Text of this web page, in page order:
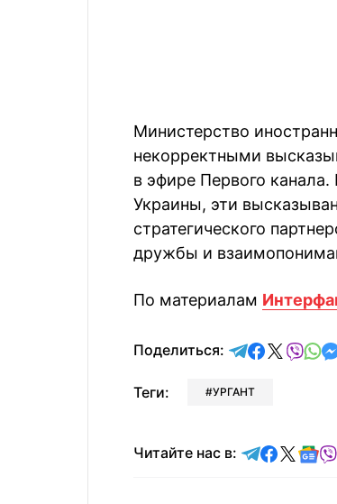
Министерство
некорректными
в эфире Первого
Украины, эти
стратегического
дружбы и
По материалам
Поделиться: отправить в
Теги: УРГАНТ
Читайте нас в: Читайте в
Читайте